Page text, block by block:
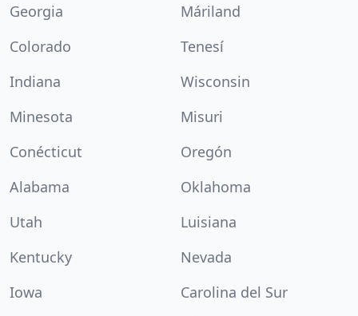
Georgia
Máriland
Colorado
Tenesí
Indiana
Wisconsin
Minesota
Misuri
Conécticut
Oregón
Alabama
Oklahoma
Utah
Luisiana
Kentucky
Nevada
Iowa
Carolina del Sur